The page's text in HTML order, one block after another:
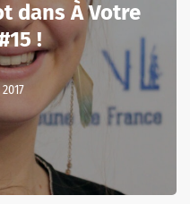
dans À Votre
!